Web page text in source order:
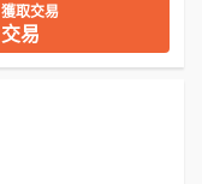
獲取交易
交易